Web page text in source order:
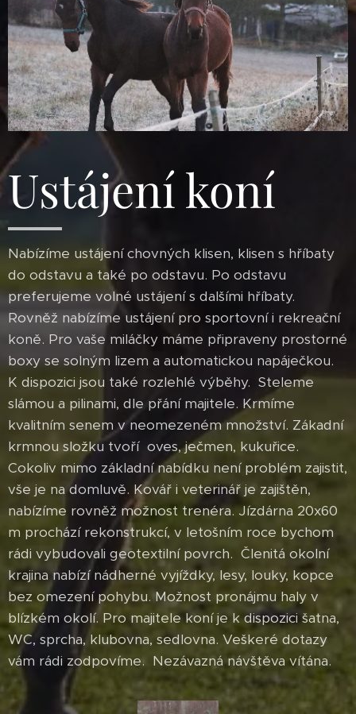
Ustájení koní
Nabízíme ustájení chovných klisen, klisen s hříbaty
do odstavu a také po odstavu. Po odstavu
preferujeme volné ustájení s dalšími hříbaty.
Rovněž nabízíme ustájení pro sportovní i rekreační
koně. Pro vaše miláčky máme připraveny prostorné
boxy se solným lizem a automatickou napáječkou.
K dispozici jsou také rozlehlé výběhy. Steleme
slámou a pilinami, dle přání majitele. Krmíme
kvalitním senem v neomezeném množství. Zákadní
krmnou složku tvoří oves, ječmen, kukuřice.
Cokoliv mimo základní nabídku není problém zajistit,
vše je na domluvě. Kovář i veterinář je zajištěn,
nabízíme rovněž možnost trenéra. Jízdárna 20x60
m prochází rekonstrukcí, v letošním roce bychom
rádi vybudovali geotextilní povrch. Členitá okolní
krajina nabízí nádherné vyjíždky, lesy, louky, kopce
bez omezení pohybu. Možnost pronájmu haly v
blízkém okolí. Pro majitele koní je k dispozici šatna,
WC, sprcha, klubovna, sedlovna. Veškeré dotazy
vám rádi zodpovíme. Nezávazná návštěva vítána.